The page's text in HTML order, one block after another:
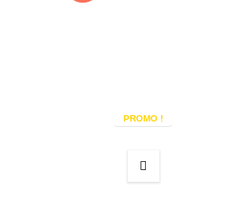
PROMO !